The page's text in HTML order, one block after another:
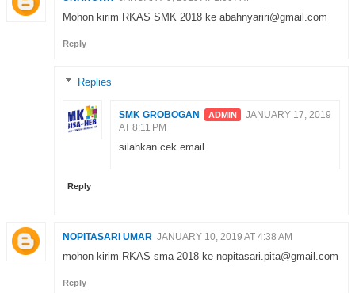
Mohon kirim RKAS SMK 2018 ke abahnyariri@gmail.com
Reply
Replies
SMK GROBOGAN
JANUARY 17, 2019
AT 8:11 PM
silahkan cek email
Reply
NOPITASARI UMAR JANUARY 10, 2019 AT 4:38 AM
mohon kirim RKAS sma 2018 ke nopitasari.pita@gmail.com
Reply